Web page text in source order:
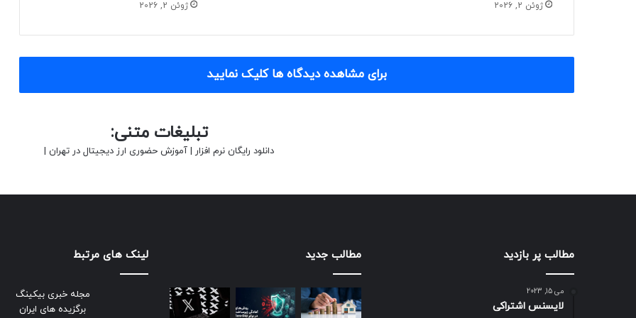
ژوئن 2, 2026 ژوئن 2, 2026
برای مشاهده دیدگاه ها کلیک نمایید
تبلیغات متنی:
دانلود رایگان نرم افزار | آموزش حضوری ارز دیجیتال در تهران |
مطالب پر بازدید
می 15, 2023
لایسنس اشتراکی
مطالب جدید لینک های مرتبط
مجله خبری بیکینگ
برگزیده های ایران